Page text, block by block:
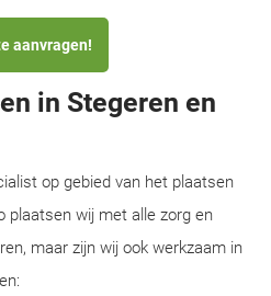
aanvragen!
in Stegeren en
op gebied van het plaatsen
plaatsen wij met alle zorg en
maar zijn wij ook werkzaam in